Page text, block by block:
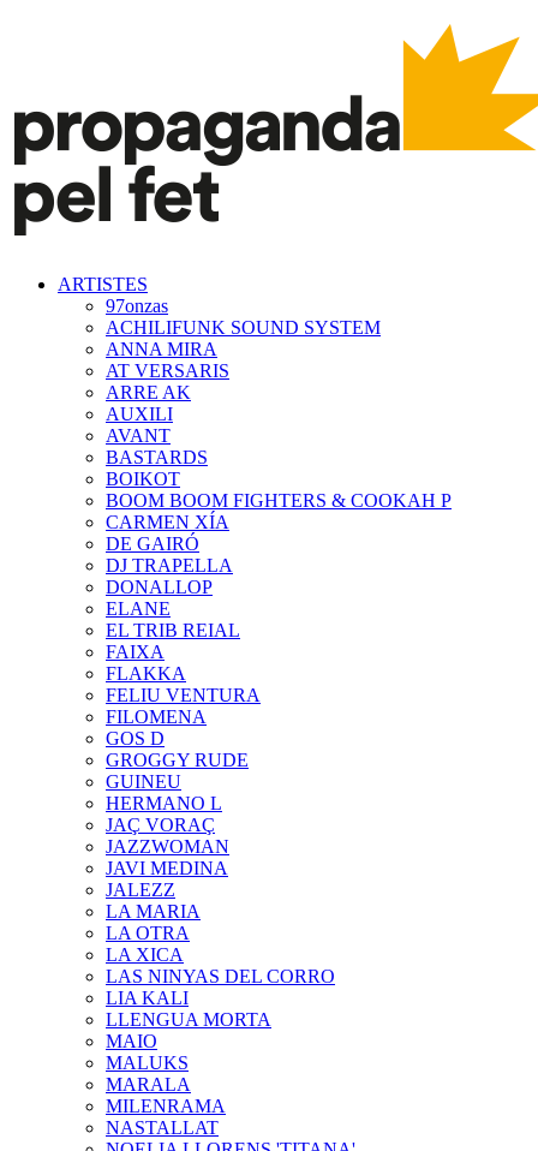
ARTISTES
97onzas
ACHILIFUNK SOUND SYSTEM
ANNA MIRA
AT VERSARIS
ARRE AK
AUXILI
AVANT
BASTARDS
BOIKOT
BOOM BOOM FIGHTERS & COOKAH P
CARMEN XÍA
DE GAIRÓ
DJ TRAPELLA
DONALLOP
ELANE
EL TRIB REIAL
FAIXA
FLAKKA
FELIU VENTURA
FILOMENA
GOS D
GROGGY RUDE
GUINEU
HERMANO L
JAÇ VORAÇ
JAZZWOMAN
JAVI MEDINA
JALEZZ
LA MARIA
LA OTRA
LA XICA
LAS NINYAS DEL CORRO
LIA KALI
LLENGUA MORTA
MAIO
MALUKS
MARALA
MILENRAMA
NASTALLAT